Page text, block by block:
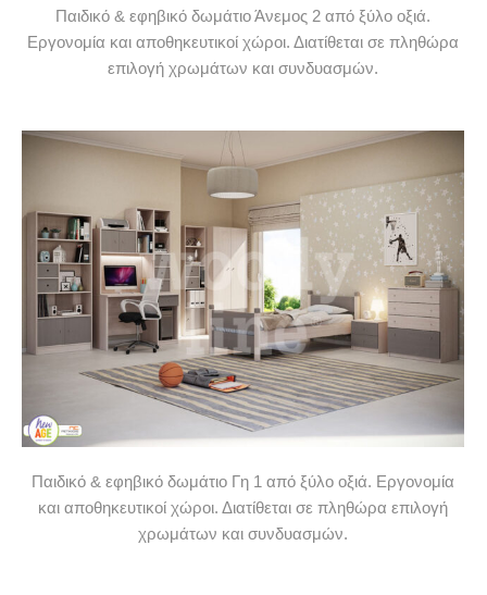
Παιδικό & εφηβικό δωμάτιο Άνεμος 2 από ξύλο οξιά.
Εργονομία και αποθηκευτικοί χώροι. Διατίθεται σε πληθώρα
επιλογή χρωμάτων και συνδυασμών.
Παιδικό & εφηβικό δωμάτιο Γη 1 από ξύλο οξιά. Εργονομία
και αποθηκευτικοί χώροι. Διατίθεται σε πληθώρα επιλογή
χρωμάτων και συνδυασμών.